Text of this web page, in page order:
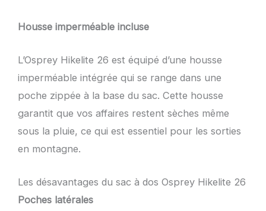
Housse imperméable incluse
L’Osprey Hikelite 26 est équipé d’une housse
imperméable intégrée qui se range dans une
poche zippée à la base du sac. Cette housse
garantit que vos affaires restent sèches même
sous la pluie, ce qui est essentiel pour les sorties
en montagne.
Les désavantages du sac à dos Osprey Hikelite 26
Poches latérales